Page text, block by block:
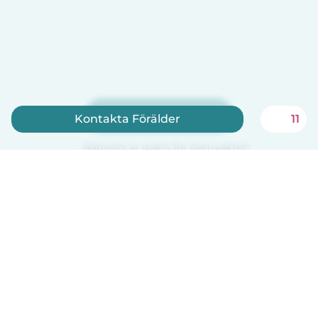
Registrera dig nu
Babysits är gratis för barnvakter!
Kontakta Förälder 11